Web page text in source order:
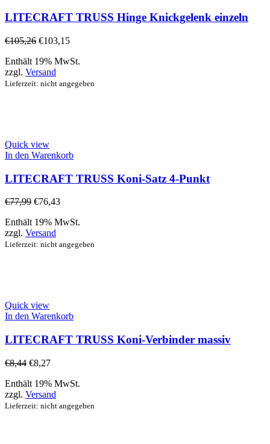
LITECRAFT TRUSS Hinge Knickgelenk einzeln
€105,26 €103,15
Enthält 19% MwSt.
zzgl. Versand
Lieferzeit: nicht angegeben
Quick view
In den Warenkorb
LITECRAFT TRUSS Koni-Satz 4-Punkt
€77,99 €76,43
Enthält 19% MwSt.
zzgl. Versand
Lieferzeit: nicht angegeben
Quick view
In den Warenkorb
LITECRAFT TRUSS Koni-Verbinder massiv
€8,44 €8,27
Enthält 19% MwSt.
zzgl. Versand
Lieferzeit: nicht angegeben